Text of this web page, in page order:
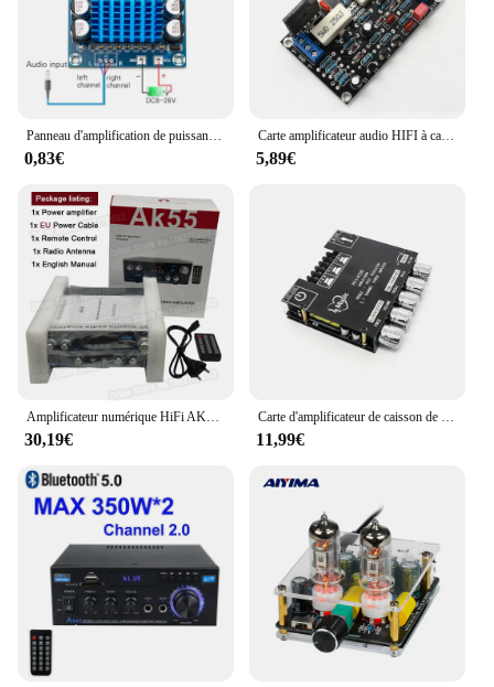
Panneau d'amplification de puissance Audio stéréo numérique, 30W + 30W, double canal, 12V 24V, 8-26V DC, XH-A232
0,83€
Carte amplificateur audio HIFI à canal mono, tube 100W DC 35V, 2SC5200 + 2SA1943
5,89€
Amplificateur numérique HiFi AK55, puissance maximale 90W x 2 canaux 2.0, Bluetooth, son surround, haut-parleur de médailles pour la maison et la voiture, amplificateur audio BT 5.0
30,19€
Carte d'amplificateur de caisson de basses Bluetooth 2.1, 5.0 canaux, 200W, 50WX2 + 100W, carte d'amplificateur stéréo audio de puissance, médailles de basse, AUX
11,99€